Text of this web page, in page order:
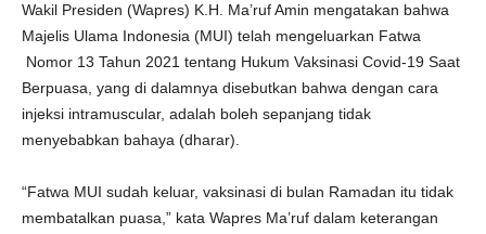
Wakil Presiden (Wapres) K.H. Ma’ruf Amin mengatakan bahwa
Majelis Ulama Indonesia (MUI) telah mengeluarkan Fatwa
Nomor 13 Tahun 2021 tentang Hukum Vaksinasi Covid-19 Saat
Berpuasa, yang di dalamnya disebutkan bahwa dengan cara
injeksi intramuscular, adalah boleh sepanjang tidak
menyebabkan bahaya (dharar).
“Fatwa MUI sudah keluar, vaksinasi di bulan Ramadan itu tidak
membatalkan puasa,” kata Wapres Ma’ruf dalam keterangan